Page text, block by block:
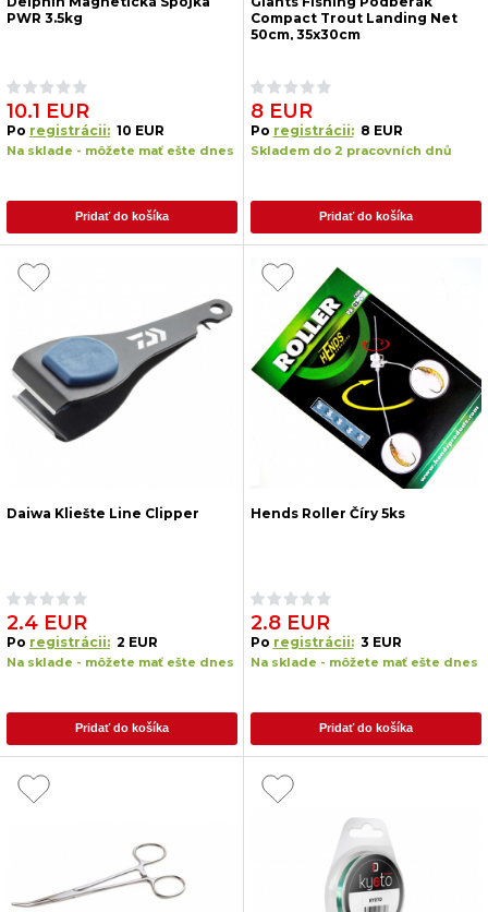
PWR 3.5kg
10.1 EUR
Po registrácii: 10 EUR
Na sklade - môžete mať ešte dnes
Pridať do košíka
Compact Trout Landing Net
50cm, 35x30cm
8 EUR
Po registrácii: 8 EUR
Skladem do 2 pracovních dnů
Pridať do košíka
Daiwa Kliešte Line Clipper
2.4 EUR
Po registrácii: 2 EUR
Na sklade - môžete mať ešte dnes
Pridať do košíka
Hends Roller Číry 5ks
2.8 EUR
Po registrácii: 3 EUR
Na sklade - môžete mať ešte dnes
Pridať do košíka